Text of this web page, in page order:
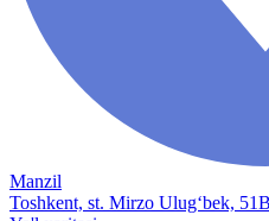
Manzil
Toshkent, st. Mirzo Ulug‘bek, 51B